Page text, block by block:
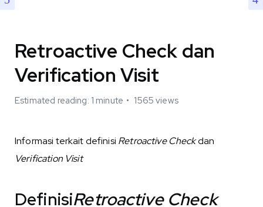
Retroactive Check dan
Verification Visit
Estimated reading: 1 minute 1565 views
Informasi terkait definisi Retroactive Checkdan
Verification Visit
DefinisiRetroactive Check